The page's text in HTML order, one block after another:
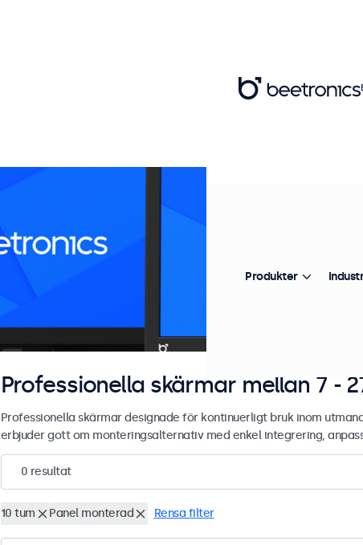
Professionella skärmar mellan 7 -
Professionella skärmar designade för kontinuerligt bruk inom
erbjuder gott om monteringsalternativ med enkel integrering,
0 resultat
10 tum Panel monterad Rensa filter
Produkter